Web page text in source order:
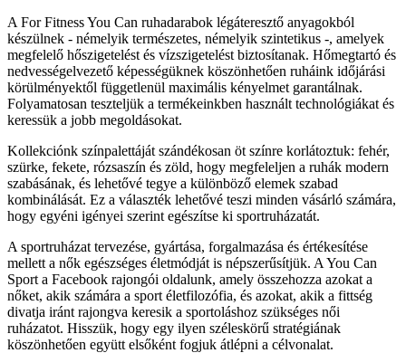
A For Fitness You Can ruhadarabok légáteresztő anyagokból
készülnek - némelyik természetes, némelyik szintetikus -, amelyek
megfelelő hőszigetelést és vízszigetelést biztosítanak. Hőmegtartó és
nedvességelvezető képességüknek köszönhetően ruháink időjárási
körülményektől függetlenül maximális kényelmet garantálnak.
Folyamatosan teszteljük a termékeinkben használt technológiákat és
keressük a jobb megoldásokat.
Kollekciónk színpalettáját szándékosan öt színre korlátoztuk: fehér,
szürke, fekete, rózsaszín és zöld, hogy megfeleljen a ruhák modern
szabásának, és lehetővé tegye a különböző elemek szabad
kombinálását. Ez a választék lehetővé teszi minden vásárló számára,
hogy egyéni igényei szerint egészítse ki sportruházatát.
A sportruházat tervezése, gyártása, forgalmazása és értékesítése
mellett a nők egészséges életmódját is népszerűsítjük. A You Can
Sport a Facebook rajongói oldalunk, amely összehozza azokat a
nőket, akik számára a sport életfilozófia, és azokat, akik a fittség
divatja iránt rajongva keresik a sportoláshoz szükséges női
ruházatot. Hisszük, hogy egy ilyen széleskörű stratégiának
köszönhetően együtt elsőként fogjuk átlépni a célvonalat.